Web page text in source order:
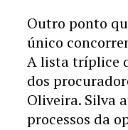
Outro ponto
único
A lista tríplice
dos
Oliveira. Silva
processos da